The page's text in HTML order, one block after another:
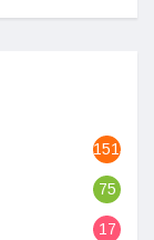
1513
75
17